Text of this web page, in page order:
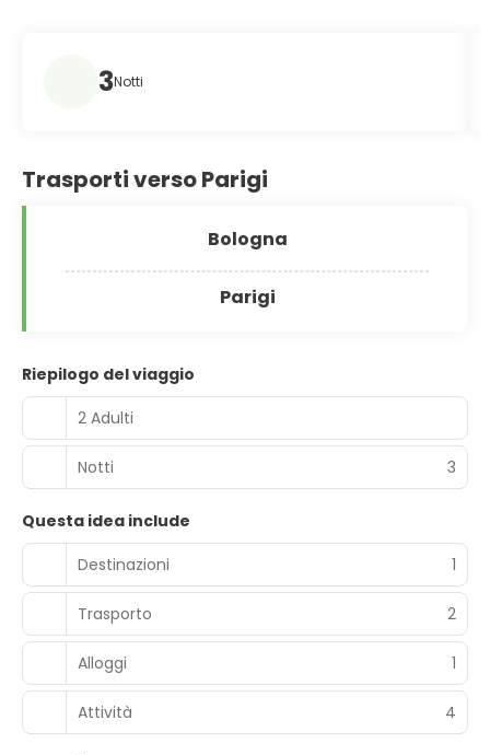
3Notti
Trasporti verso Parigi
Bologna
Parigi
Riepilogo del viaggio
2 Adulti
Notti 3
Questa idea include
Destinazioni
1
Trasporto 2
Alloggi 1
Attività 4